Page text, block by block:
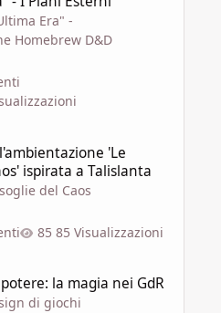
Era" -
Homebrew D&D
'Le
ispirata a Talislanta
del Caos
85 Visualizzazioni
la magia nei GdR
di giochi